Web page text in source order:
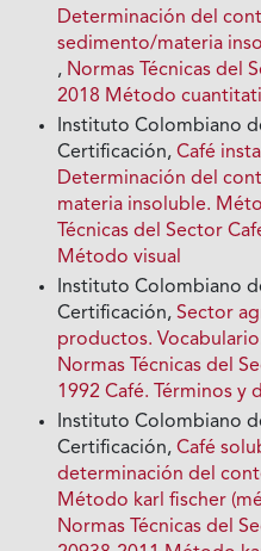
Determinación del
sedimento/materia
, Normas Técnicas del
2018 Método
Instituto Colombiano
Certificación,Café
Determinación del
materia insoluble.
Técnicas del Sector
Método visual
Instituto Colombiano
Certificación,Sector
productos.
Normas Técnicas del
1992 Café. Términos y
Instituto Colombiano
Certificación,Café
determinación del
Método karl fischer
Normas Técnicas del